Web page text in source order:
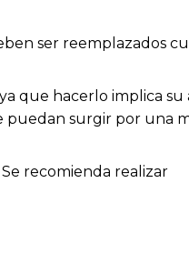
ser reemplazados
que hacerlo implica su
puedan surgir por una
recomienda realizar